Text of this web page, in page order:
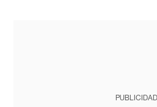
PUBLICIDAD